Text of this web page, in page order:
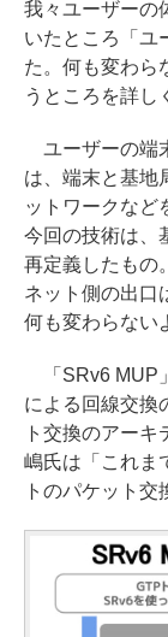
我々ユーザー
いたところ「ユ
た。何も変わ
うところを詳し
ユーザーの端
は、端末と基地
ットワークなど
今回の技術は、
再定義したもの
ネット側の出口
何も変わらない
「SRv6 MUP
による回線交換
ト交換のアー
嶋氏は「これま
トのパケット交